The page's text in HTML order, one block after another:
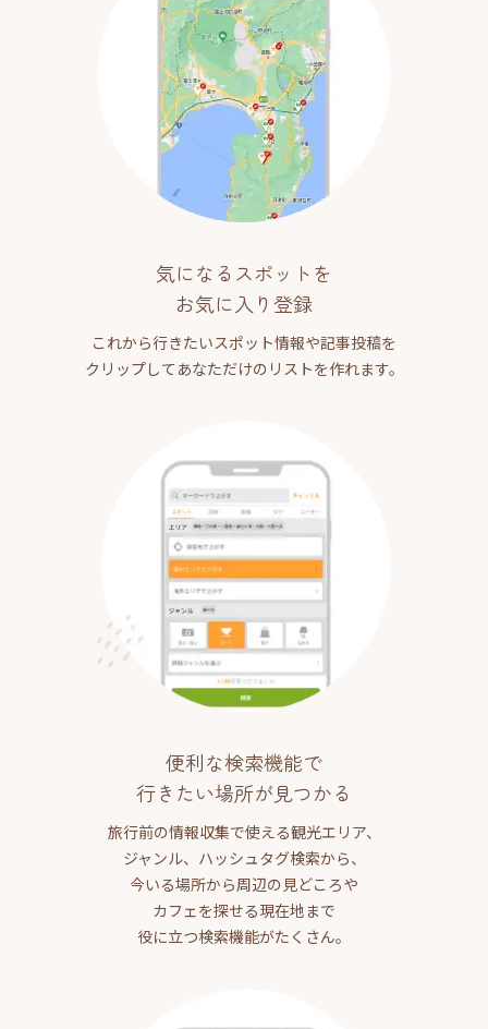
気になるスポットを
お気に入り登録
これから行きたいスポット情報や記事投稿を
クリップしてあなただけのリストを作れます。
便利な検索機能で
行きたい場所が見つかる
旅行前の情報収集で使える観光エリア、
ジャンル、ハッシュタグ検索から、
今いる場所から周辺の見どころや
カフェを探せる現在地まで
役に立つ検索機能がたくさん。